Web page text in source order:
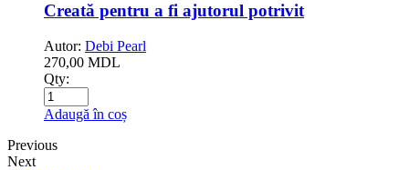
Creată pentru a fi ajutorul potrivit
Autor: Debi Pearl
270,00 MDL
Qty:
Adaugă în coș
Previous
Next